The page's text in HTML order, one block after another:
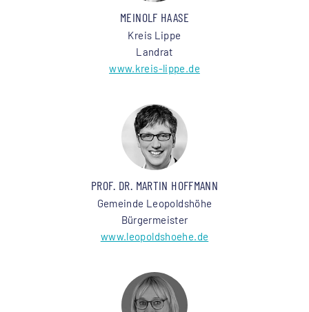
MEINOLF HAASE
Kreis Lippe
Landrat
www.kreis-lippe.de
PROF. DR. MARTIN HOFFMANN
Gemeinde Leopoldshöhe
Bürgermeister
www.leopoldshoehe.de